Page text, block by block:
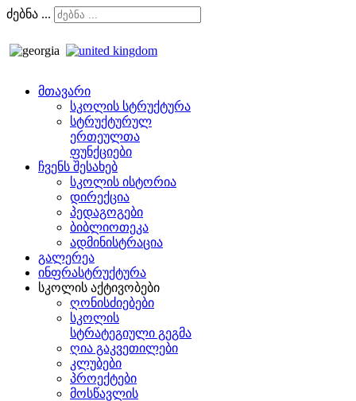
ძებნა ...
მთავარი
სკოლის სტრუქტურა
სტრუქტურულ
ერთეულთა
ფუნქციები
ჩვენს შესახებ
სკოლის ისტორია
დირექცია
პედაგოგები
ბიბლიოთეკა
ადმინისტრაცია
გალერეა
ინფრასტრუქტურა
სკოლის აქტივობები
ღონისძიებები
სკოლის
სტრატეგიული გეგმა
ღია გაკვეთილები
კლუბები
პროექტები
მოსწავლის